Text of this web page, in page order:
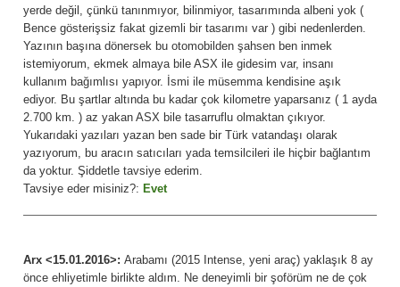
yerde değil, çünkü tanınmıyor, bilinmiyor, tasarımında albeni yok (
Bence gösterişsiz fakat gizemli bir tasarımı var ) gibi nedenlerden.
Yazının başına dönersek bu otomobilden şahsen ben inmek
istemiyorum, ekmek almaya bile ASX ile gidesim var, insanı
kullanım bağımlısı yapıyor. İsmi ile müsemma kendisine aşık
ediyor. Bu şartlar altında bu kadar çok kilometre yaparsanız ( 1 ayda
2.700 km. ) az yakan ASX bile tasarruflu olmaktan çıkıyor.
Yukarıdaki yazıları yazan ben sade bir Türk vatandaşı olarak
yazıyorum, bu aracın satıcıları yada temsilcileri ile hiçbir bağlantım
da yoktur. Şiddetle tavsiye ederim.
Tavsiye eder misiniz?: Evet
Arx <15.01.2016>: Arabamı (2015 Intense, yeni araç) yaklaşık 8 ay
önce ehliyetimle birlikte aldım. Ne deneyimli bir şoförüm ne de çok